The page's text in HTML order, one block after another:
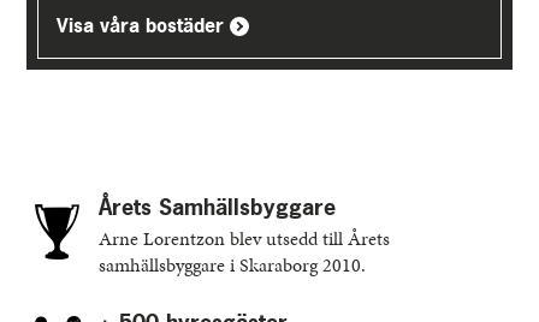
Visa våra bostäder
Årets Samhällsbyggare
Arne Lorentzon blev utsedd till Årets
samhällsbyggare i Skaraborg 2010.